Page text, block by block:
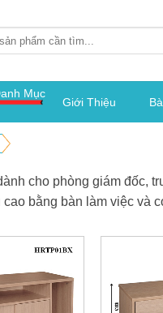
Mục
Giới Thiệu
cho phòng giám đốc,
bằng bàn làm việc và